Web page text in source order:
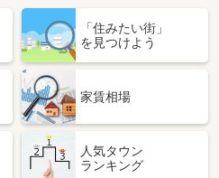
「住みたい街」
を見つけよう
家賃相場
人気タウン
ランキング